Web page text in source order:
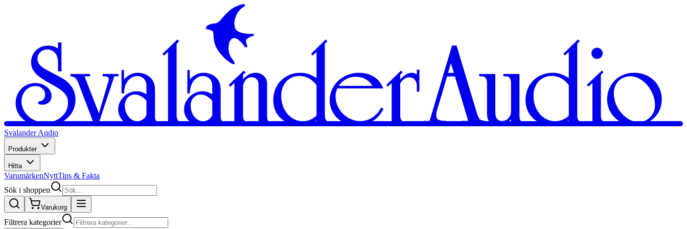
Svalander Audio
Produkter
Hitta
VarumärkenNyttTips & Fakta
Sök i shoppen
Varukorg
Filtrera kategorier